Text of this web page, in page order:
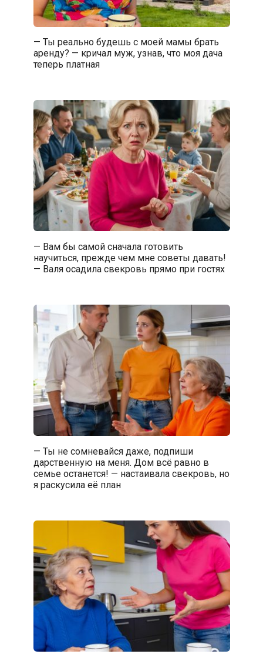
— Ты реально будешь с моей мамы брать
аренду? — кричал муж, узнав, что моя дача
теперь платная
— Вам бы самой сначала готовить
научиться, прежде чем мне советы давать!
— Валя осадила свекровь прямо при гостях
— Ты не сомневайся даже, подпиши
дарственную на меня. Дом всё равно в
семье останется! — настаивала свекровь, но
я раскусила её план